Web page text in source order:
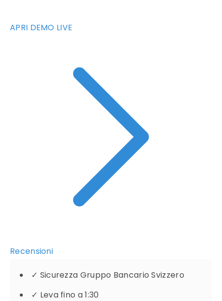
APRI DEMO LIVE
Recensioni
✓ Sicurezza Gruppo Bancario Svizzero
✓ Leva fino a 1:30